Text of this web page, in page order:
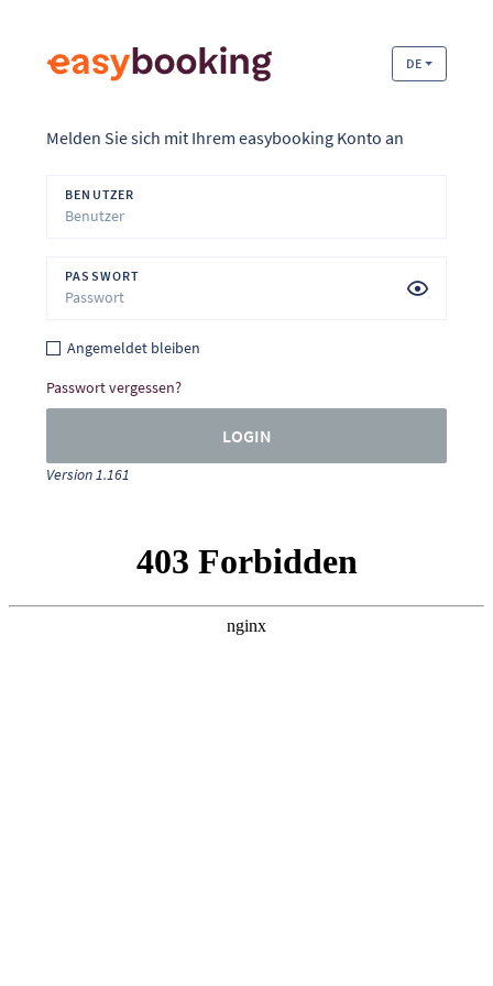
DE
Melden Sie sich mit Ihrem easybooking Konto an
BENUTZER
PASSWORT
Angemeldet bleiben
Passwort vergessen?
LOGIN
Version 1.161